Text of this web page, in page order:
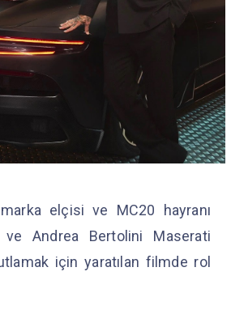
elçisi ve MC20 hayranı
ve Andrea Bertolini Maserati
için yaratılan filmde rol